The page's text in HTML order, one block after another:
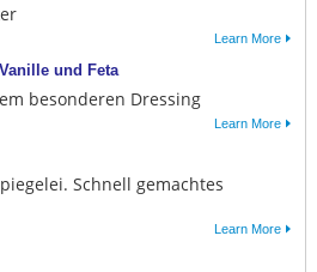
Learn More
und Feta
besonderen Dressing
Learn More
Schnell gemachtes
Learn More